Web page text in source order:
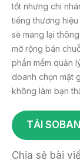
tốt nhưng chi
tiếng thương
sẽ mang lại
mở rộng bán
phần mềm quản
doanh chọn mặt
không làm bạn
TẢI
Chia sẻ bài